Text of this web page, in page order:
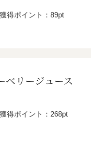
獲得ポイント：89pt
ベリージュース
獲得ポイント：268pt